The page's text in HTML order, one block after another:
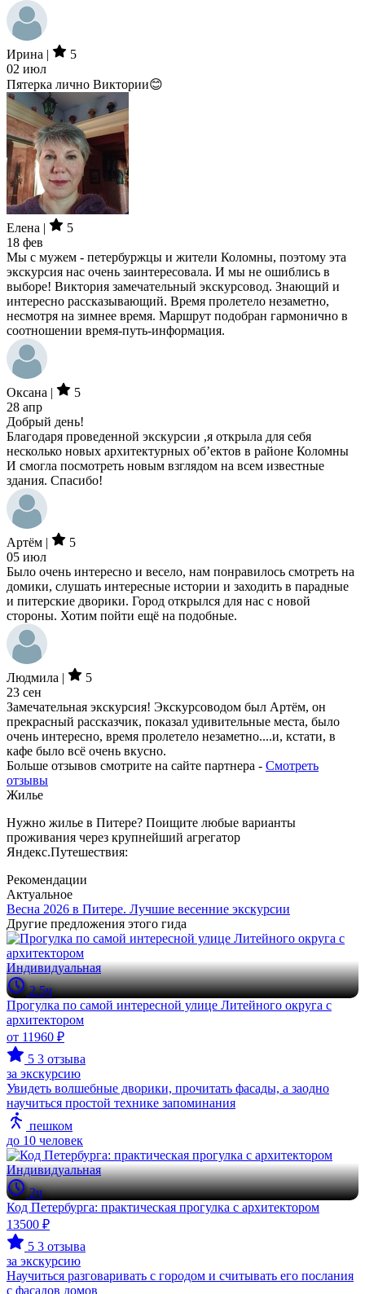
Ирина |
5
02 июл
Пятерка лично Виктории😊
Елена |
5
18 фев
Мы с мужем - петербуржцы и жители Коломны, поэтому эта
экскурсия нас очень заинтересовала. И мы не ошиблись в
выборе! Виктория замечательный экскурсовод. Знающий и
интересно рассказывающий. Время пролетело незаметно,
несмотря на зимнее время. Маршрут подобран гармонично в
соотношении время-путь-информация.
Оксана |
5
28 апр
Добрый день!
Благодаря проведенной экскурсии ,я открыла для себя
несколько новых архитектурных об’ектов в районе Коломны
И смогла посмотреть новым взглядом на всем известные
здания. Спасибо!
Артём |
5
05 июл
Было очень интересно и весело, нам понравилось смотреть на
домики, слушать интересные истории и заходить в парадные
и питерские дворики. Город открылся для нас с новой
стороны. Хотим пойти ещё на подобные.
Людмила |
5
23 сен
Замечательная экскурсия! Экскурсоводом был Артём, он
прекрасный рассказчик, показал удивительные места, было
очень интересно, время пролетело незаметно....и, кстати, в
кафе было всё очень вкусно.
Больше отзывов смотрите на сайте партнера - Смотреть
отзывы
Жилье
Нужно жилье в Питере? Поищите любые варианты
проживания через крупнейший агрегатор
Яндекс.Путешествия:
Рекомендации
Актуальное
Весна 2026 в Питере. Лучшие весенние экскурсии
Другие предложения этого гида
Индивидуальная
2.5ч
Прогулка по самой интересной улице Литейного округа с
архитектором
от 11960 ₽
5 3 отзыва
за экскурсию
Увидеть волшебные дворики, прочитать фасады, а заодно
научиться простой технике запоминания
пешком
до 10 человек
Индивидуальная
2ч
Код Петербурга: практическая прогулка с архитектором
13500 ₽
5 3 отзыва
за экскурсию
Научиться разговаривать с городом и считывать его послания
с фасадов домов